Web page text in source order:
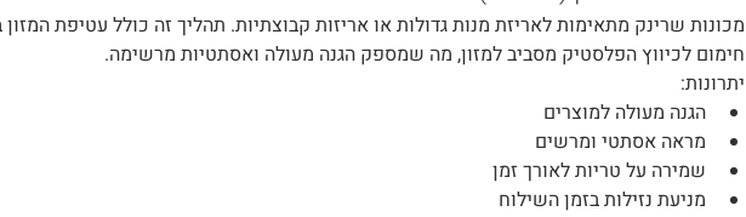
מכונות שרינק מתאימות לאריזת מנות גדולות או אריזות קבוצתיות. תהליך זה כולל עטיפת המזון
חימום לכיווץ הפלסטיק מסביב למזון, מה שמספק הגנה מעולה ואסתטיות מרשימה.
יתרונות:
הגנה מעולה למוצרים
מראה אסתטי ומרשים
שמירה על טריות לאורך זמן
מניעת נזילות בזמן השילוח